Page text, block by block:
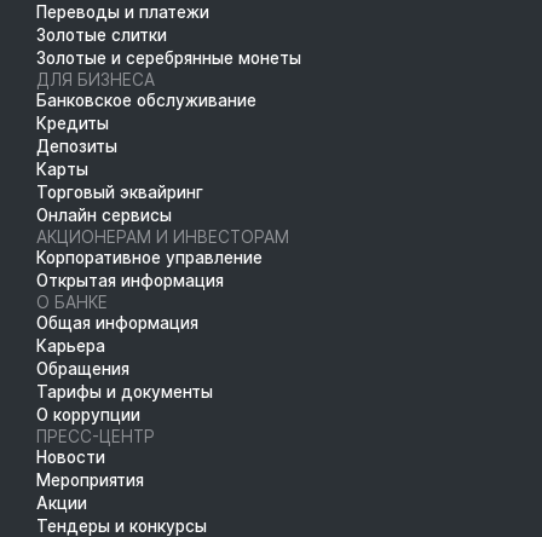
Переводы и платежи
Золотые слитки
Золотые и серебрянные монеты
ДЛЯ БИЗНЕСА
Банковское обслуживание
Кредиты
Депозиты
Карты
Торговый эквайринг
Онлайн сервисы
АКЦИОНЕРАМ И ИНВЕСТОРАМ
Корпоративное управление
Открытая информация
О БАНКЕ
Общая информация
Карьера
Обращения
Тарифы и документы
О коррупции
ПРЕСС-ЦЕНТР
Новости
Мероприятия
Акции
Тендеры и конкурсы